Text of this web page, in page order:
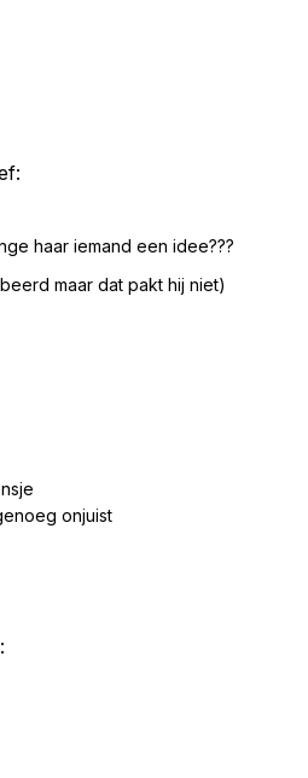
haar iemand een idee???
maar dat pakt hij niet)
onjuist